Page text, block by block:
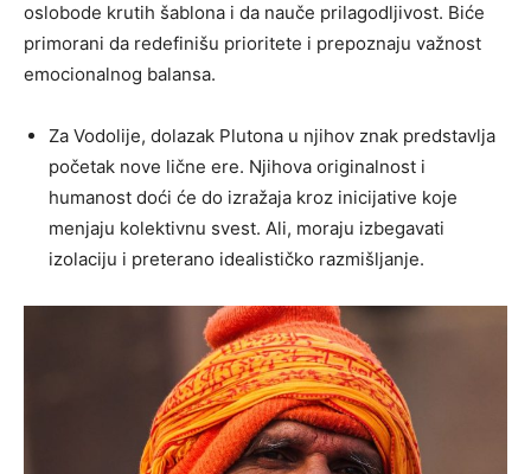
oslobode krutih šablona i da nauče prilagodljivost. Biće
primorani da redefinišu prioritete i prepoznaju važnost
emocionalnog balansa.
Za Vodolije, dolazak Plutona u njihov znak predstavlja
početak nove lične ere. Njihova originalnost i
humanost doći će do izražaja kroz inicijative koje
menjaju kolektivnu svest. Ali, moraju izbegavati
izolaciju i preterano idealističko razmišljanje.